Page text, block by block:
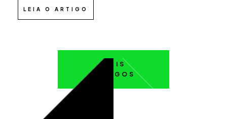
LEIA O ARTIGO
MAIS
ARTIGOS